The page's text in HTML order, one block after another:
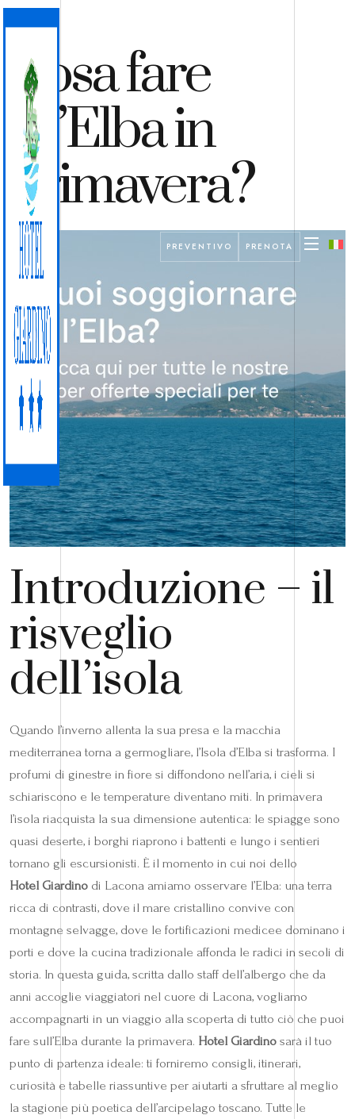
PRENOTA
PREVENTIVO
Cosa fare
all’Elba in
primavera?
Introduzione – il
risveglio
dell’isola
Quando l’inverno allenta la sua presa e la macchia
mediterranea torna a germogliare, l’Isola d’Elba si trasforma. I
profumi di ginestre in fiore si diffondono nell’aria, i cieli si
schiariscono e le temperature diventano miti. In primavera
l’isola riacquista la sua dimensione autentica: le spiagge sono
quasi deserte, i borghi riaprono i battenti e lungo i sentieri
tornano gli escursionisti. È il momento in cui noi dello
Hotel Giardino di Lacona amiamo osservare l’Elba: una terra
ricca di contrasti, dove il mare cristallino convive con
montagne selvagge, dove le fortificazioni medicee dominano i
porti e dove la cucina tradizionale affonda le radici in secoli di
storia. In questa guida, scritta dallo staff dell’albergo che da
anni accoglie viaggiatori nel cuore di Lacona, vogliamo
accompagnarti in un viaggio alla scoperta di tutto ciò che puoi
fare sull’Elba durante la primavera. Hotel Giardino sarà il tuo
punto di partenza ideale: ti forniremo consigli, itinerari,
curiosità e tabelle riassuntive per aiutarti a sfruttare al meglio
la stagione più poetica dell’arcipelago toscano. Tutte le